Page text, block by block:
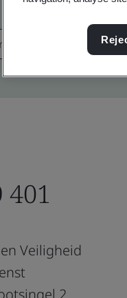
401
Veiligheid
2